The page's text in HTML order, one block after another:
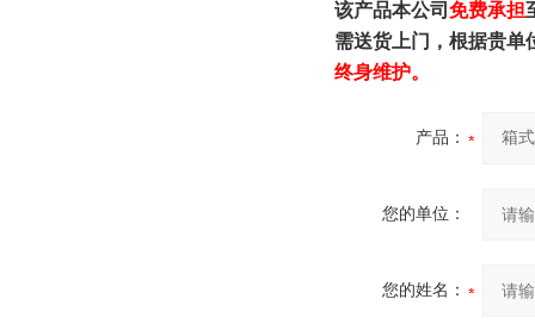
该产品本公司 免费承担
需送货上门，根据贵单
终身维护。
产品：
您的单位：
您的姓名：